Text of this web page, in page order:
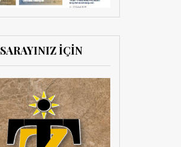
SARAYINIZ İÇİN